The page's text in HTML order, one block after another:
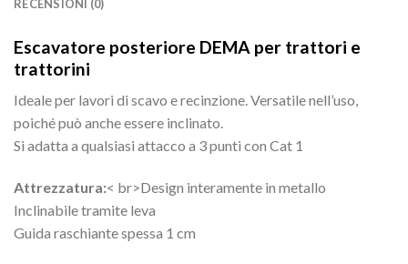
RECENSIONI (0)
Escavatore posteriore DEMA per trattori e
trattorini
Ideale per lavori di scavo e recinzione. Versatile nell’uso,
poiché può anche essere inclinato.
Si adatta a qualsiasi attacco a 3 punti con Cat 1
Attrezzatura:< br>Design interamente in metallo
Inclinabile tramite leva
Guida raschiante spessa 1 cm